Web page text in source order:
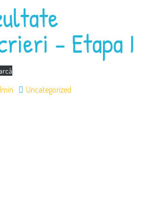
– Etapa I
Uncategorized